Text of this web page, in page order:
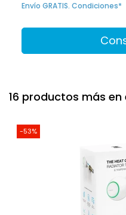
Envío GRATIS. Condiciones*
16 productos más
-53%